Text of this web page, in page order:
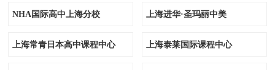
NHA国际高中上海分校 上海进华·圣玛丽中美
上海常青日本高中课程中心 上海泰莱国际课程中心